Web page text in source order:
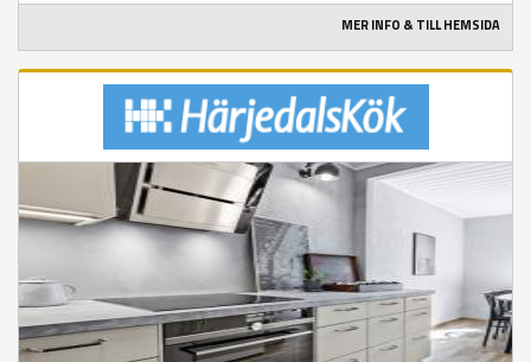
MER INFO & TILL HEMSIDA